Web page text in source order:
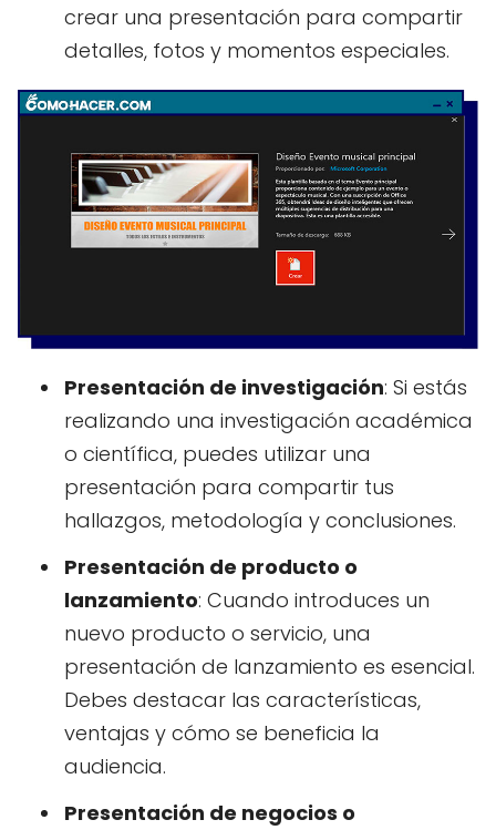
crear una presentación para compartir
detalles, fotos y momentos especiales.
Presentación de investigación: Si estás
realizando una investigación académica
o científica, puedes utilizar una
presentación para compartir tus
hallazgos, metodología y conclusiones.
Presentación de producto o
lanzamiento: Cuando introduces un
nuevo producto o servicio, una
presentación de lanzamiento es esencial.
Debes destacar las características,
ventajas y cómo se beneficia la
audiencia.
Presentación de negocios o